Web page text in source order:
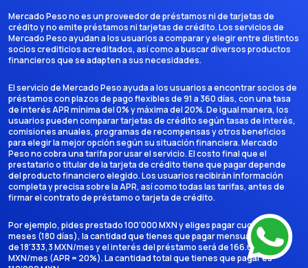
Mercado Peso no es un proveedor de préstamos ni de tarjetas de
crédito y no emite préstamos ni tarjetas de crédito. Los servicios de
Mercado Peso ayudan a los usuarios a comparar y elegir entre distintos
socios crediticios acreditados, así como a buscar diversos productos
financieros que se adapten a sus necesidades.
El servicio de Mercado Peso ayuda a los usuarios a encontrar socios de
préstamos con plazos de pago flexibles de 91 a 360 días, con una tasa
de interés APR mínima del 0% y máxima del 20%. De igual manera, los
usuarios pueden comparar tarjetas de crédito según tasas de interés,
comisiones anuales, programas de recompensas y otros beneficios
para elegir la mejor opción según su situación financiera. Mercado
Peso no cobra una tarifa por usar el servicio. El costo final que el
prestatario o titular de la tarjeta de crédito tiene que pagar depende
del producto financiero elegido. Los usuarios recibirán información
completa y precisa sobre la APR, así como todas las tarifas, antes de
firmar el contrato de préstamo o tarjeta de crédito.
Por ejemplo, pides prestado 100'000 MXN y eliges pagar cuotas en 6
meses (180 días), la cantidad que tienes que pagar mensualmente es
de 18'333,3 MXN/mes y el interés del préstamo será de 166.666,7
MXN/mes (APR = 20%). La cantidad total que tienes que pagar es